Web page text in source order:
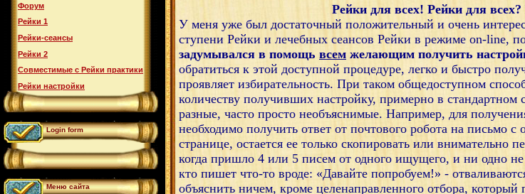
Форум
Рейки 1
Рейки-сеансы
Рейки 2
Совместимые с Рейки практики
Рейки настройки
Login form
Меню сайта
Рейки для всех! Рейки для
У меня уже был достаточный положительный и очень
ступени Рейки и лечебных сеансов Рейки в режиме on-line,
задумывался в помощь всем желающим получить
обратиться к этой доступной процедуре, легко и быстро
проявляет избирательность. При таком общедоступном
количеству получивших настройку, примерно в
разные, часто просто необъяснимые. Например, для
необходимо получить ответ от почтового робота на письмо
странице, остается ее только скопировать или внимательно
когда пришло 4 или 5 писем от одного ищущего, и ни одно
кто пишет что-то вроде: «Давайте попробуем!» -
объяснить ничем, кроме целенаправленного отбора,